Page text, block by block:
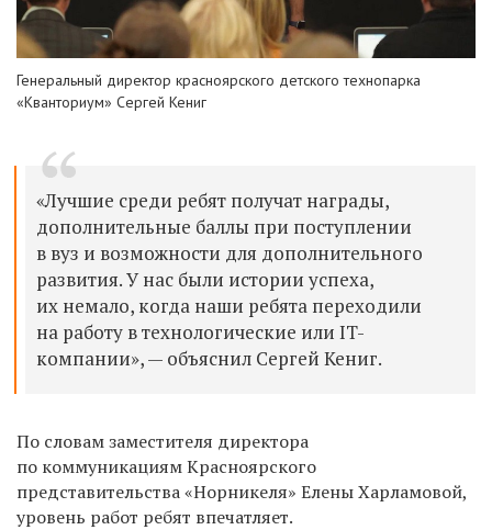
Генеральный директор красноярского детского технопарка
«Кванториум» Сергей Кениг
«Лучшие среди ребят получат награды,
дополнительные баллы при поступлении
в вуз и возможности для дополнительного
развития. У нас были истории успеха,
их немало, когда наши ребята переходили
на работу в технологические или IT-
компании», — объяснил Сергей Кениг.
По словам заместителя директора
по коммуникациям Красноярского
представительства «Норникеля» Елены Харламовой,
уровень работ ребят впечатляет.